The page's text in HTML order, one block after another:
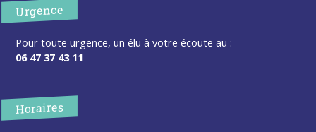
Urgence
Pour toute urgence, un élu à votre écoute au :
06 47 37 43 11
Horaires